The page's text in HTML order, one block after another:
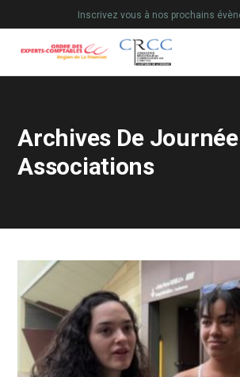
Inscrivez vous à nos prochains
Archives De
Associations